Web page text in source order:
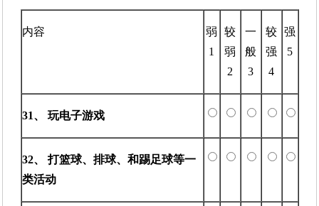
内容
弱
1
较
弱
2
一
般
3
较
强
4
强
5
31、 玩电子游戏
32、 打篮球、排球、和踢足球等一
类活动